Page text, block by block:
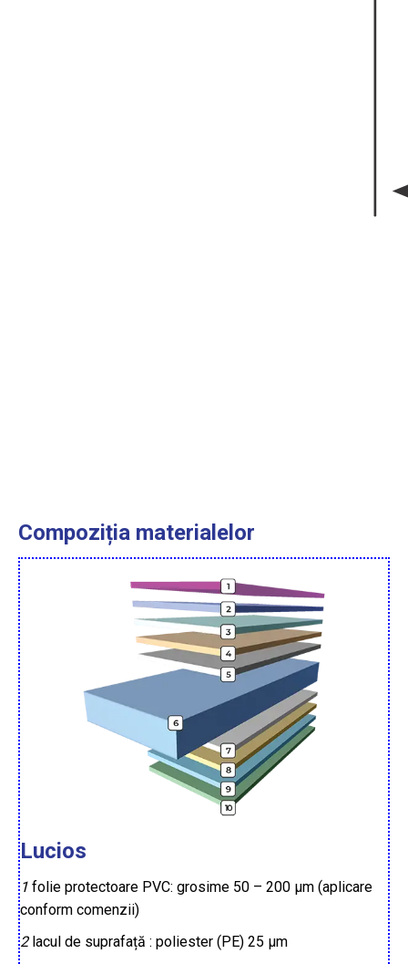
Compoziția materialelor
Lucios
1 folie protectoare PVC: grosime 50 – 200 µm (aplicare
conform comenzii)
2lacul de suprafață : poliester (PE) 25 µm